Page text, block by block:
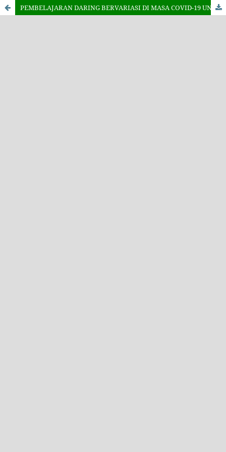
PEMBELAJARAN DARING BERVARIASI DI MASA COVID-19 UNTUK MENINGKATKAN KEAKTIFAN PESERTA DIDIK SMPN 4 MATARAM